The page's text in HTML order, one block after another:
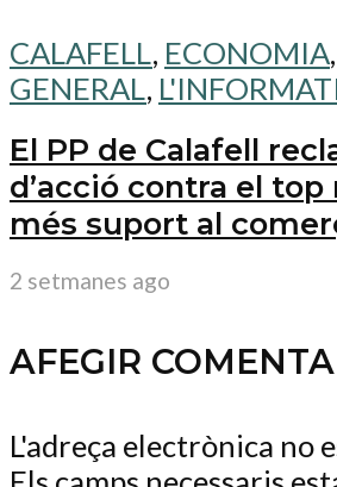
CALAFELL , ECONOMIA,
GENERAL ,
El PP de Calafell
d’acció contra el top
més suport al
2 setmanes ago
AFEGIR
L'adreça electrònica no